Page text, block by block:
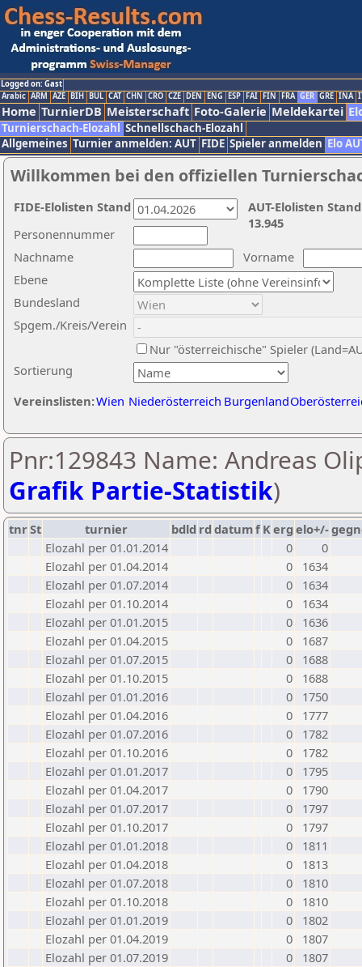
Logged on: Gast
Arabic ARM AZE BIH BUL CAT CHN CRO CZE DEN ENG ESP FAI FIN FRA GER GRE INA
Home TurnierDB Meisterschaft Foto-Galerie Meldekartei
Turnierschach-Elozahl Schnellschach-Elozahl
Allgemeines Turnier anmelden: AUT FIDE Spieler anmelden Elo
Willkommen bei den offiziellen
Nachname
Vorname
Ebene
Sortierung
Personennummer
Bundesland
Spgem./Kreis/Verein
Nur "österreichische" Spieler
Vereinslisten:Wien Niederösterreich Burgenland
AUT-Elolisten
13.945
FIDE-Elolisten Stand
Pnr:129843 Name: Andreas
Grafik Partie-Statistik)
tnrSt turnier bdld rd datumf Kerg elo+/-
Elozahl per 01.01.2014
0
0
Elozahl per 01.04.2014
0
1634
Elozahl per 01.07.2014
0
1634
Elozahl per 01.10.2014
0
1634
Elozahl per 01.01.2015
0
1636
Elozahl per 01.04.2015
0
1687
Elozahl per 01.07.2015
0
1688
Elozahl per 01.10.2015
0
1688
Elozahl per 01.01.2016
0
1750
Elozahl per 01.04.2016
0
1777
Elozahl per 01.07.2016
0
1782
Elozahl per 01.10.2016
0
1782
Elozahl per 01.01.2017
0
1795
Elozahl per 01.04.2017
0
1790
Elozahl per 01.07.2017
0
1797
Elozahl per 01.10.2017
0
1797
Elozahl per 01.01.2018
0
1811
Elozahl per 01.04.2018
0
1813
Elozahl per 01.07.2018
0
1810
Elozahl per 01.10.2018
0
1810
Elozahl per 01.01.2019
0
1802
Elozahl per 01.04.2019
0
1807
Elozahl per 01.07.2019
0
1807